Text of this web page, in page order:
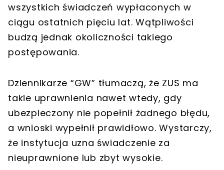
wszystkich świadczeń wypłaconych w
ciągu ostatnich pięciu lat. Wątpliwości
budzą jednak okoliczności takiego
postępowania.
Dziennikarze “GW” tłumaczą, że ZUS ma
takie uprawnienia nawet wtedy, gdy
ubezpieczony nie popełnił żadnego błędu,
a wnioski wypełnił prawidłowo. Wystarczy,
że instytucja uzna świadczenie za
nieuprawnione lub zbyt wysokie.